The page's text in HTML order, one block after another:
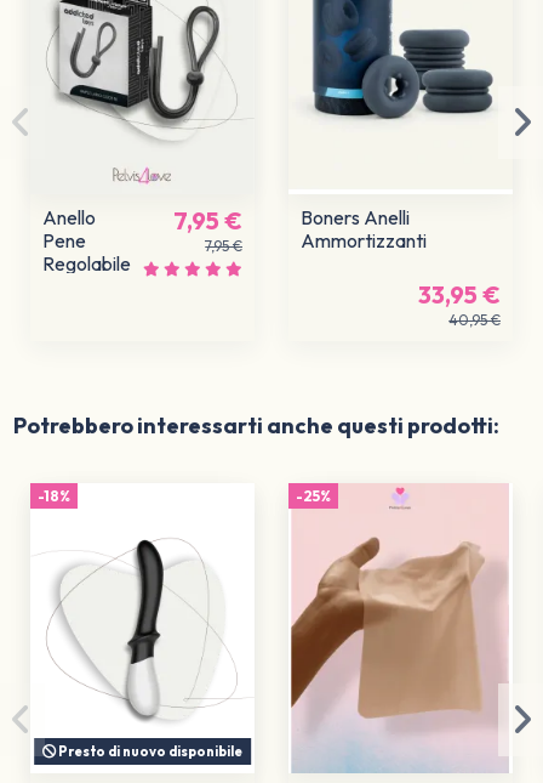
Anello
Pene
Regolabile
7,95 €
7,95 €
Boners Anelli
Ammortizzanti
33,95 €
40,95 €
Potrebbero interessarti anche questi prodotti:
-18%
Presto di nuovo disponibile
-25%